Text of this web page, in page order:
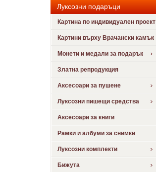
Луксозни подаръци
Картина по индивидуален проект
Картини върху Врачански камък
Монети и медали за подарък
Златна репродукция
Аксесоари за пушене
Луксозни пишещи средства
Аксесоари за книги
Рамки и албуми за снимки
Луксозни комплекти
Бижута